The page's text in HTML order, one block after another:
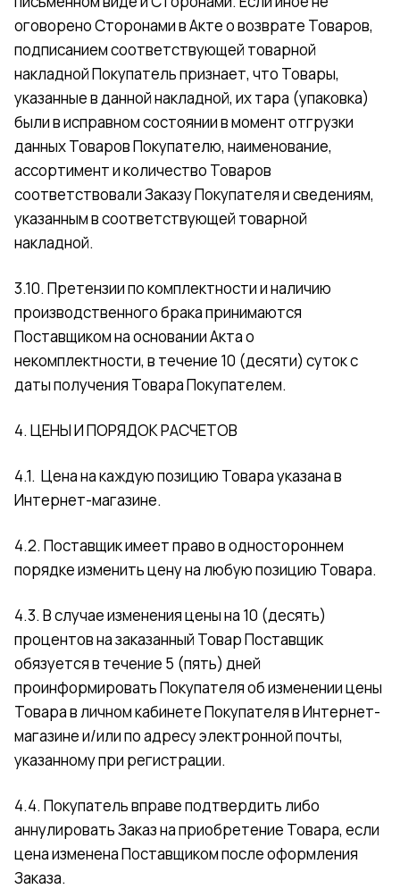
оговорено Сторонами в Акте о возврате Товаров,
подписанием соответствующей товарной
накладной Покупатель признает, что Товары,
указанные в данной накладной, их тара (упаковка)
были в исправном состоянии в момент отгрузки
данных Товаров Покупателю, наименование,
ассортимент и количество Товаров
соответствовали Заказу Покупателя и сведениям,
указанным в соответствующей товарной
накладной.
3.10. Претензии по комплектности и наличию
производственного брака принимаются
Поставщиком на основании Акта о
некомплектности, в течение 10 (десяти) суток с
даты получения Товара Покупателем.
4. ЦЕНЫ И ПОРЯДОК РАСЧЕТОВ
4.1. Цена на каждую позицию Товара указана в
Интернет-магазине.
4.2. Поставщик имеет право в одностороннем
порядке изменить цену на любую позицию Товара.
4.3. В случае изменения цены на 10 (десять)
процентов на заказанный Товар Поставщик
обязуется в течение 5 (пять) дней
проинформировать Покупателя об изменении цены
Товара в личном кабинете Покупателя в Интернет-
магазине и/или по адресу электронной почты,
указанному при регистрации.
4.4. Покупатель вправе подтвердить либо
аннулировать Заказ на приобретение Товара, если
цена изменена Поставщиком после оформления
Заказа.